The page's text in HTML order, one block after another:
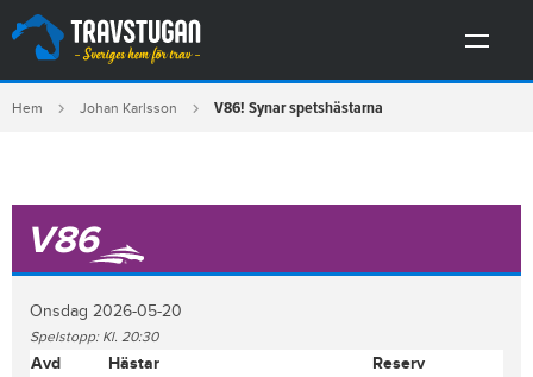
Hem Johan Karlsson V86! Synar spetshästarna
V86
Onsdag 2026-05-20
Spelstopp: Kl. 20:30
Avd Hästar Reserv